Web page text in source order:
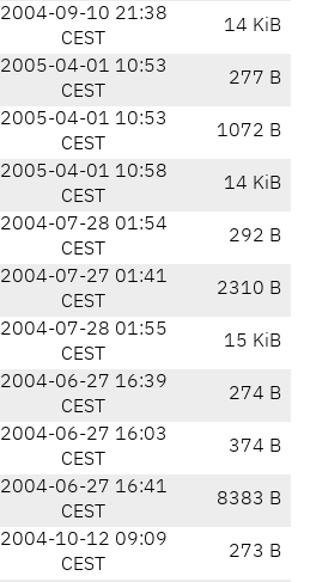
2004-09-10 21:38
CEST
14 KiB
2005-04-01 10:53
CEST
277 B
2005-04-01 10:53
CEST
1072 B
2005-04-01 10:58
CEST
14 KiB
2004-07-28 01:54
CEST
292 B
2004-07-27 01:41
CEST
2310 B
2004-07-28 01:55
CEST
15 KiB
2004-06-27 16:39
CEST
274 B
2004-06-27 16:03
CEST
374 B
2004-06-27 16:41
CEST
8383 B
2004-10-12 09:09
CEST
273 B